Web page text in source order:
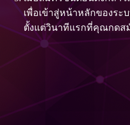
เพื่อเข้าสู่หน้าหลักของระ
ตั้งแต่วินาทีแรกที่คุณกดส